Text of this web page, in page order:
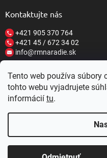
Tento web používa súbory
tohto webu vyjadrujete
informácií tu.
ZĽAVY 10-20%
Kontaktujte nás
+421 905 370 764
+421 45 / 672 34 02
info@rmnaradie.sk
Copyright 2026RM NÁRADIE
nastavenie cookies